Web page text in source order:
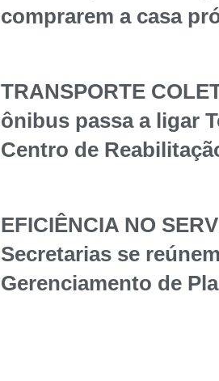
comprarem a casa
TRANSPORTE
ônibus passa a ligar
Centro de
EFICIÊNCIA NO
Secretarias se
Gerenciamento de